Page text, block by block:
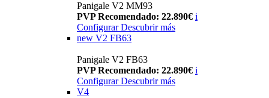
Panigale V2 MM93
PVP Recomendado: 22.890€ i
Configurar Descubrir más
new V2 FB63
Panigale V2 FB63
PVP Recomendado: 22.890€ i
Configurar Descubrir más
V4